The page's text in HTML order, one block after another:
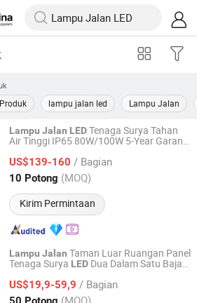
lampu jalan led Lampu Jalan
Lampu Jalan LEDTenaga Surya Tahan
Air Tinggi IP65 80W/100W 5-Year Garansi
US$139-160 / Bagian
10 Potong (MOQ)
Kirim Permintaan
Ltd.
Harga mulai 2022
Lampu Jalan Taman Luar Ruangan Panel
Tenaga Surya LED Dua Dalam Satu Baja
US$19,9-59,9 / Bagian
Equipment Group Co., Ltd.
Harga mulai 2019